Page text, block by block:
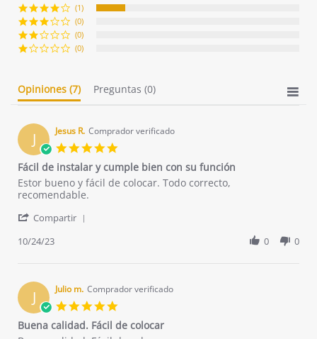
(1)
(0)
(0)
(0)
Opiniones (7) Preguntas (0)
J Jesus R. Comprador verificado
rating
Fácil de instalar y cumple bien con su función
Review
by
R.
24
review
stating
de
y
su
función
Estor bueno y fácil de colocar. Todo correcto,
recomendable.
Compartir
on
24
Oct
2023
10/24/23 0 0
J Julio m. Comprador verificado
rating
Buena calidad. Fácil de colocar